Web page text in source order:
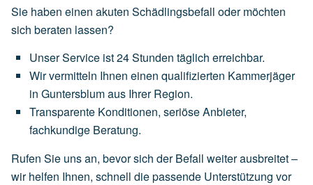
Sie haben einen akuten Schädlingsbefall oder möchten
sich beraten lassen?
UnserService ist24 Stunden täglich erreichbar.
Wirvermitteln Ihnen einen qualifizierten Kammerjäger
in Guntersblumaus Ihrer Region.
Transparente Konditionen, seriöseAnbieter,
fachkundige Beratung.
Rufen Sie uns an, bevor sich der Befall weiter ausbreitet –
wir helfen Ihnen, schnell die passende Unterstützung vor